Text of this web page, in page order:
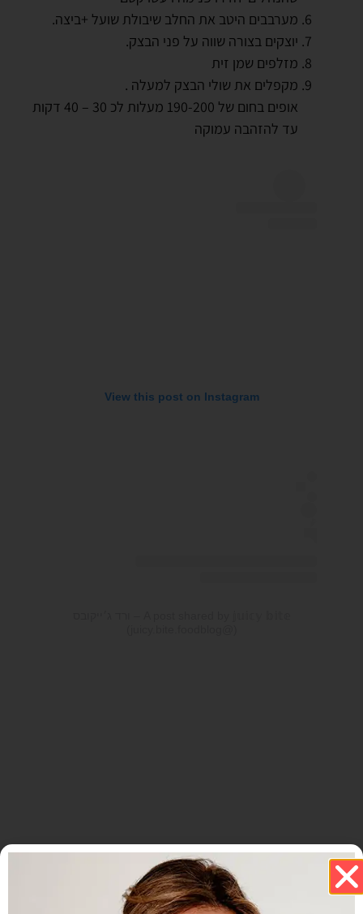
מערבבים היטב את החלב שיבולת שועל +ביצה.
יוצקים בצורה שווה על פני הבצק.
מזלפים שמן זית
מקפלים את שולי הבצק למעלה .
אופים בחום של 190-200 מעלות לכ 30 – 40 דקות
עד להזהבה עמוקה
View this post on Instagram